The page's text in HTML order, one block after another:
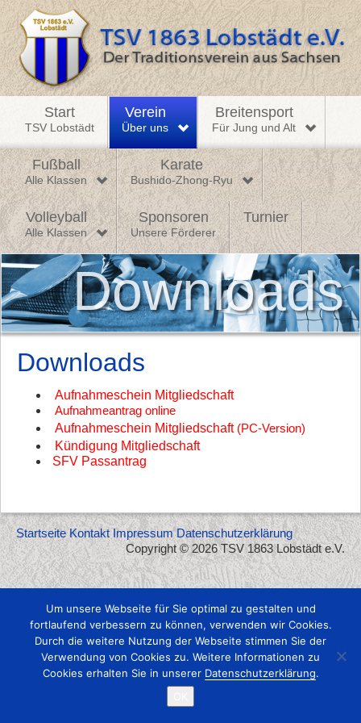
Start
TSV Lobstädt
Verein
Über uns
Breitensport
Für Jung und Alt
Fußball
Alle Klassen
Karate
Bushido-Zhong-Ryu
Volleyball
Alle Klassen
Sponsoren
Unsere Förderer
Turnier
Downloads
Downloads
Aufnahmeschein Mitgliedschaft
Aufnahmeantrag online
Aufnahmeschein Mitgliedschaft(PC-Version)
Kündigung Mitgliedschaft
SFV Passantrag
Startseite Kontakt Impressum Datenschutzerklärung
Copyright © 2026 TSV 1863 Lobstädt e.V.
Um unsere Webseite für Sie optimal zu gestalten und
fortlaufend verbessern zu können, verwenden wir Cookies.
Durch die weitere Nutzung der Webseite stimmen Sie der
Verwendung von Cookies zu. Weitere Informationen zu
Cookies erhalten Sie in unserer Datenschutzerklärung.